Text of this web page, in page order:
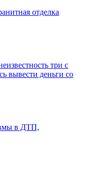
отделка
три с
вывести деньги со
в ДТП,